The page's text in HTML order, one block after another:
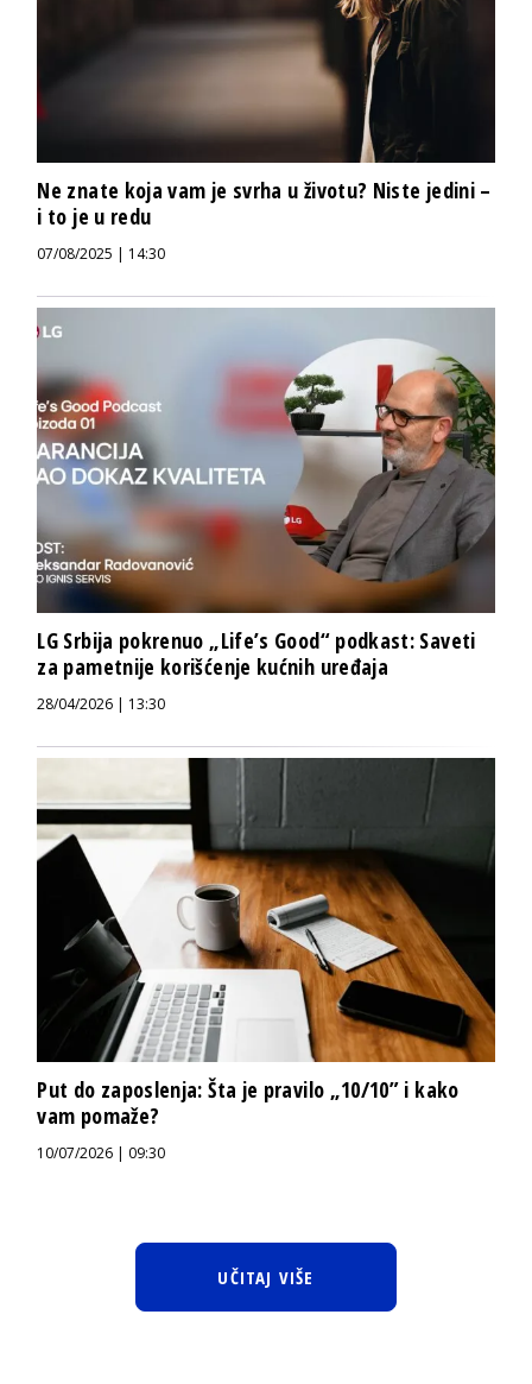
Ne znate koja vam je svrha u životu? Niste jedini –
i to je u redu
07/08/2025 | 14:30
LG Srbija pokrenuo „Life’s Good“ podkast: Saveti
za pametnije korišćenje kućnih uređaja
28/04/2026 | 13:30
Put do zaposlenja: Šta je pravilo „10/10” i kako
vam pomaže?
10/07/2026 | 09:30
UČITAJ VIŠE